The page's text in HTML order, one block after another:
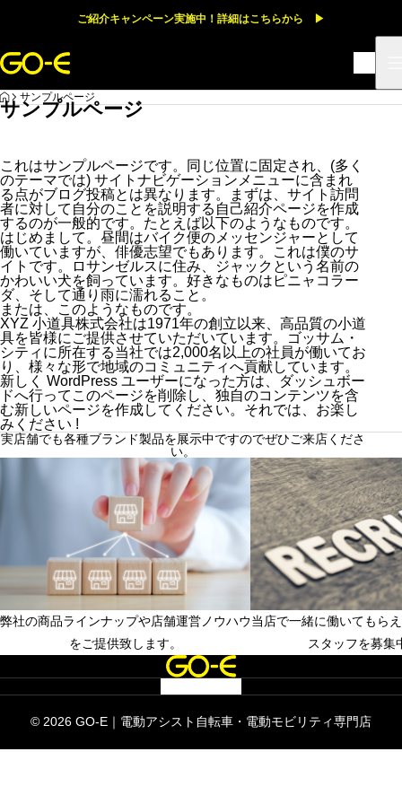
ご紹介キャンペーン実施中！詳細はこちらから ▶
HOME
サンプルページ
サンプルページ
これはサンプルページです。同じ位置に固定され、(多く
のテーマでは) サイトナビゲーションメニューに含まれ
る点がブログ投稿とは異なります。まずは、サイト訪問
者に対して自分のことを説明する自己紹介ページを作成
するのが一般的です。たとえば以下のようなものです。
はじめまして。昼間はバイク便のメッセンジャーとして
働いていますが、俳優志望でもあります。これは僕のサ
イトです。ロサンゼルスに住み、ジャックという名前の
かわいい犬を飼っています。好きなものはピニャコラー
ダ、そして通り雨に濡れること。
または、このようなものです。
XYZ 小道具株式会社は1971年の創立以来、高品質の小道
具を皆様にご提供させていただいています。ゴッサム・
シティに所在する当社では2,000名以上の社員が働いてお
り、様々な形で地域のコミュニティへ貢献しています。
新しく WordPress ユーザーになった方は、
ダッシュボー
ドへ行ってこのページを削除し、独自のコンテンツを含
む新しいページを作成してください。それでは、お楽し
みください !
実店舗でも各種ブランド製品を展示中ですのでぜひご来店くださ
い。
フランチャイズ店舗募集中
弊社の商品ラインナップや店舗運営ノウハウ
をご提供致します。
店長候補、店舗スタッ
当店で一緒に働いてもら
スタッフを募集
© 2026 GO-E｜電動アシスト自転車・電動モビリティ専門店